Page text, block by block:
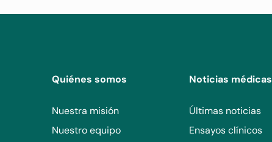
de enfermedad hepática descompensada.
Quiénes somos
Nuestra misión
Nuestro equipo
Noticias médicas
Últimas noticias
Ensayos clínicos